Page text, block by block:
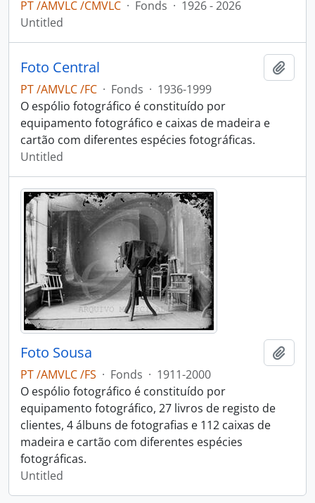
PT /AMVLC /CMVLC · Fonds · 1926 - 2026
Untitled
Foto Central
PT /AMVLC /FC · Fonds · 1936-1999
O espólio fotográfico é constituído por
equipamento fotográfico e caixas de madeira e
cartão com diferentes espécies fotográficas.
Untitled
Foto Sousa
PT /AMVLC /FS · Fonds · 1911-2000
O espólio fotográfico é constituído por
equipamento fotográfico, 27 livros de registo de
clientes, 4 álbuns de fotografias e 112 caixas de
madeira e cartão com diferentes espécies
fotográficas.
Untitled